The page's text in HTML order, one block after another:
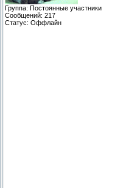
Группа: Постоянные участники
Сообщений: 217
Статус: Оффлайн